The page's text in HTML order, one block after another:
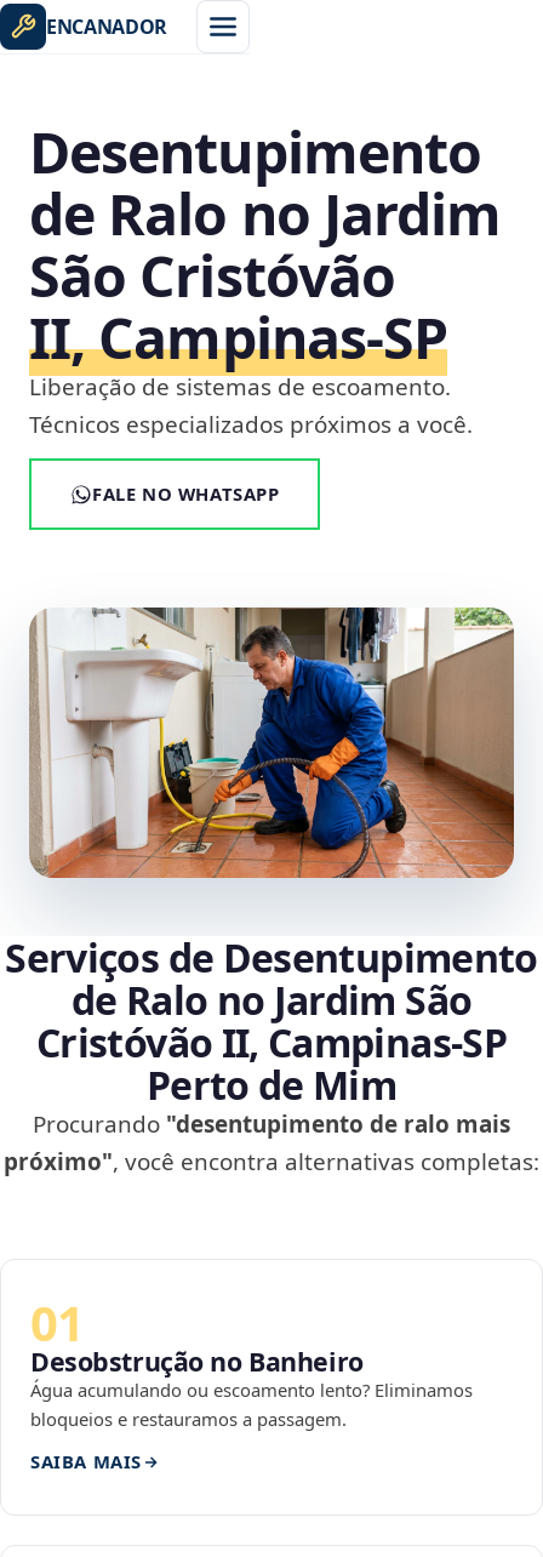
ENCANADOR
Desentupimento
de Ralo no Jardim
São Cristóvão
II, Campinas‑SP
Liberação de sistemas de escoamento.
Técnicos especializados próximos a você.
FALE NO WHATSAPP
Serviços de Desentupimento
de Ralo no Jardim São
Cristóvão II, Campinas‑SP
Perto de Mim
Procurando "desentupimento de ralo mais
próximo", você encontra alternativas completas:
01
Desobstrução no Banheiro
Água acumulando ou escoamento lento? Eliminamos
bloqueios e restauramos a passagem.
SAIBA MAIS